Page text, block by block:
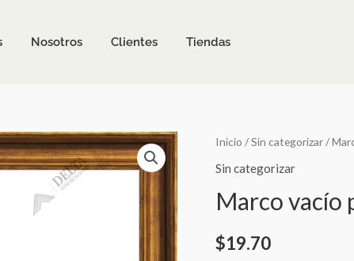
Nosotros Clientes Tiendas
Inicio /Sin categorizar/
Sin categorizar
Marco vacío
$19.70
Marco
vacío
lienzo
panel